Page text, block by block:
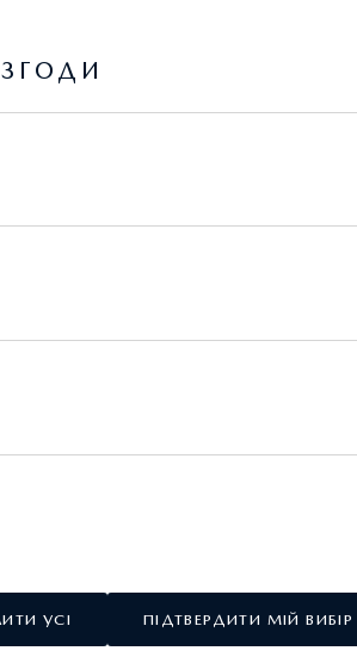
BCWLV9090C
вартості та наявності конкретної одиниці товару
відрізнятись. Постачальник залишає за собою
УСІ ПІДТВЕРДИТИ МІЙ ВИБІР